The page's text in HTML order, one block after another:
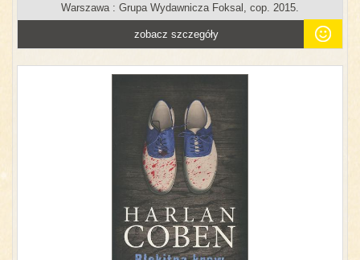
Warszawa : Grupa Wydawnicza Foksal, cop. 2015.
zobacz szczegóły